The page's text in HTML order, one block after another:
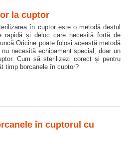
la cuptor
în cuptor este o metodă destul
rapidă și deloc care necesită forță de
poate folosi această metodă
nu necesită echipament special, doar un
Cum să sterilizezi corect și pentru
timp borcanele în cuptor?
în cuptorul cu